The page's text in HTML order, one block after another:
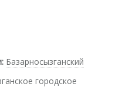
Базарносызганский
городское